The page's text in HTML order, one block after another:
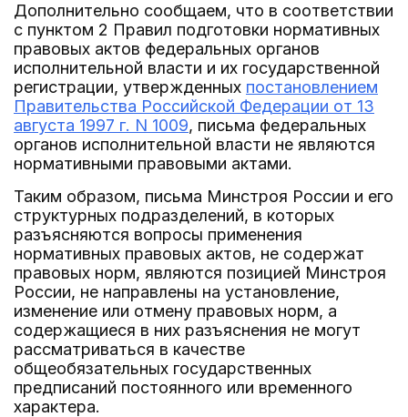
Дополнительно сообщаем, что в соответствии
с пунктом 2 Правил подготовки нормативных
правовых актов федеральных органов
исполнительной власти и их государственной
регистрации, утвержденных постановлением
Правительства Российской Федерации от 13
августа 1997 г. N 1009, письма федеральных
органов исполнительной власти не являются
нормативными правовыми актами.
Таким образом, письма Минстроя России и его
структурных подразделений, в которых
разъясняются вопросы применения
нормативных правовых актов, не содержат
правовых норм, являются позицией Минстроя
России, не направлены на установление,
изменение или отмену правовых норм, а
содержащиеся в них разъяснения не могут
рассматриваться в качестве
общеобязательных государственных
предписаний постоянного или временного
характера.